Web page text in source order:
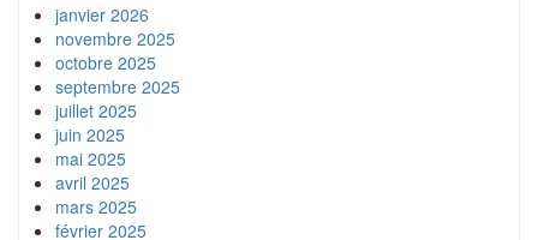
janvier 2026
novembre 2025
octobre 2025
septembre 2025
juillet 2025
juin 2025
mai 2025
avril 2025
mars 2025
février 2025